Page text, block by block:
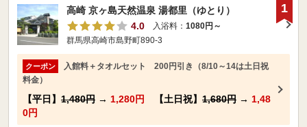
高崎 京ヶ島天然温泉 湯都里（ゆとり）
4.0
入浴料： 1080円～
群馬県高崎市島野町890-3
クーポン
入館料＋タオルセット 200円引き（8/10～14は土日祝
料金）
【平日】 1,480円 → 1,280円 【土日祝】 1,680円 → 1,48
0円
1